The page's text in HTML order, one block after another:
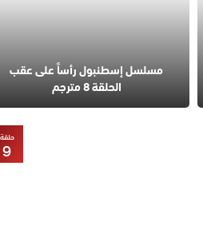
مسلسل إسطنبول رأساً على عقب
الحلقة 8 مترجم
حلقة
9